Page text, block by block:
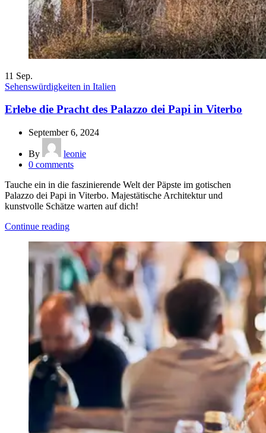
11 Sep.
Sehenswürdigkeiten in Italien
Erlebe die Pracht des Palazzo dei Papi in Viterbo
September 6, 2024
By
leonie
0 comments
Tauche ein in die faszinierende Welt der Päpste im gotischen
Palazzo dei Papi in Viterbo. Majestätische Architektur und
kunstvolle Schätze warten auf dich!
Continue reading